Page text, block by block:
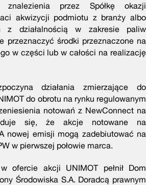
przez Spółkę okazji
akwizycji podmiotu z branży albo
z działalnością w zakresie paliw
przeznaczyć środki przeznaczone na
w części lub w całości na realizację
działania zmierzające do
do obrotu na rynku regulowanym
notowań z NewConnect na
się, że akcje notowane na
nowej emisji mogą zadebiutować na
w pierwszej połowie marca.
ofercie akcji UNIMOT pełnił Dom
Środowiska S.A. Doradcą prawnym